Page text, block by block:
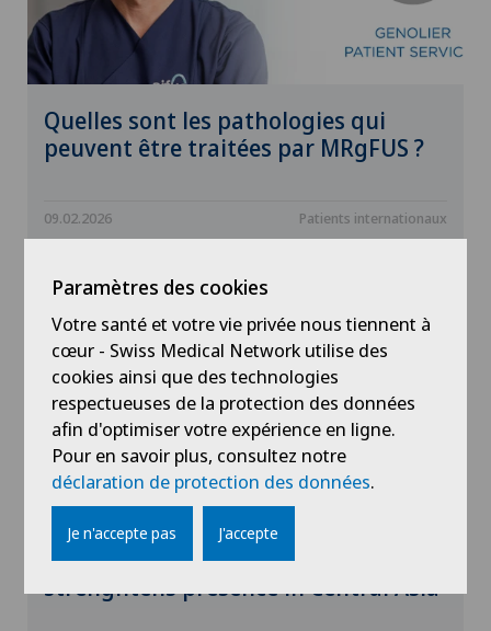
Quelles sont les pathologies qui
peuvent être traitées par MRgFUS ?
09.02.2026 Patients internationaux
GENOLIER PATIENT SERVICES
strenghtens presence in Central Asia
Paramètres des cookies
Votre santé et votre vie privée nous tiennent à
cœur - Swiss Medical Network utilise des
cookies ainsi que des technologies
respectueuses de la protection des données
afin d'optimiser votre expérience en ligne.
Pour en savoir plus, consultez notre
déclaration de protection des données.
Je n'accepte pas J'accepte